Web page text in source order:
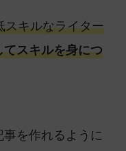
スキルなライター
スキルを身につ
を作れるように